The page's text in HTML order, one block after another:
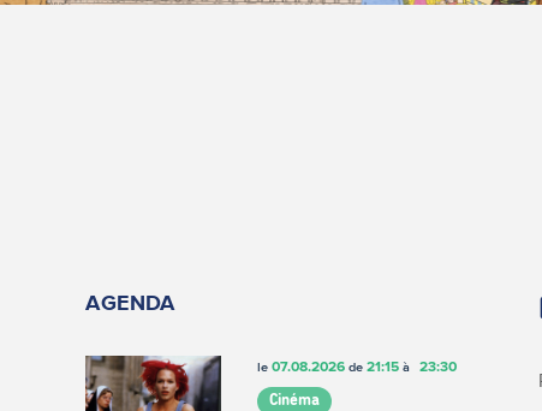
AGENDA
le 07.08.2026de 21:15à 23:30
Cinéma